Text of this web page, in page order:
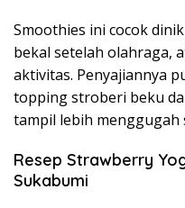
Smoothies ini cocok
bekal setelah olahraga,
aktivitas. Penyajiannya
topping stroberi beku
tampil lebih menggugah
Resep Strawberry
Sukabumi